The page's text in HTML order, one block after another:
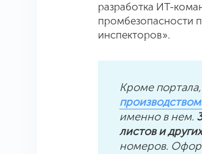
разработка ИТ-
промбезопасности
инспекторов».
Кроме
именно в нем.
листов и
номеров.